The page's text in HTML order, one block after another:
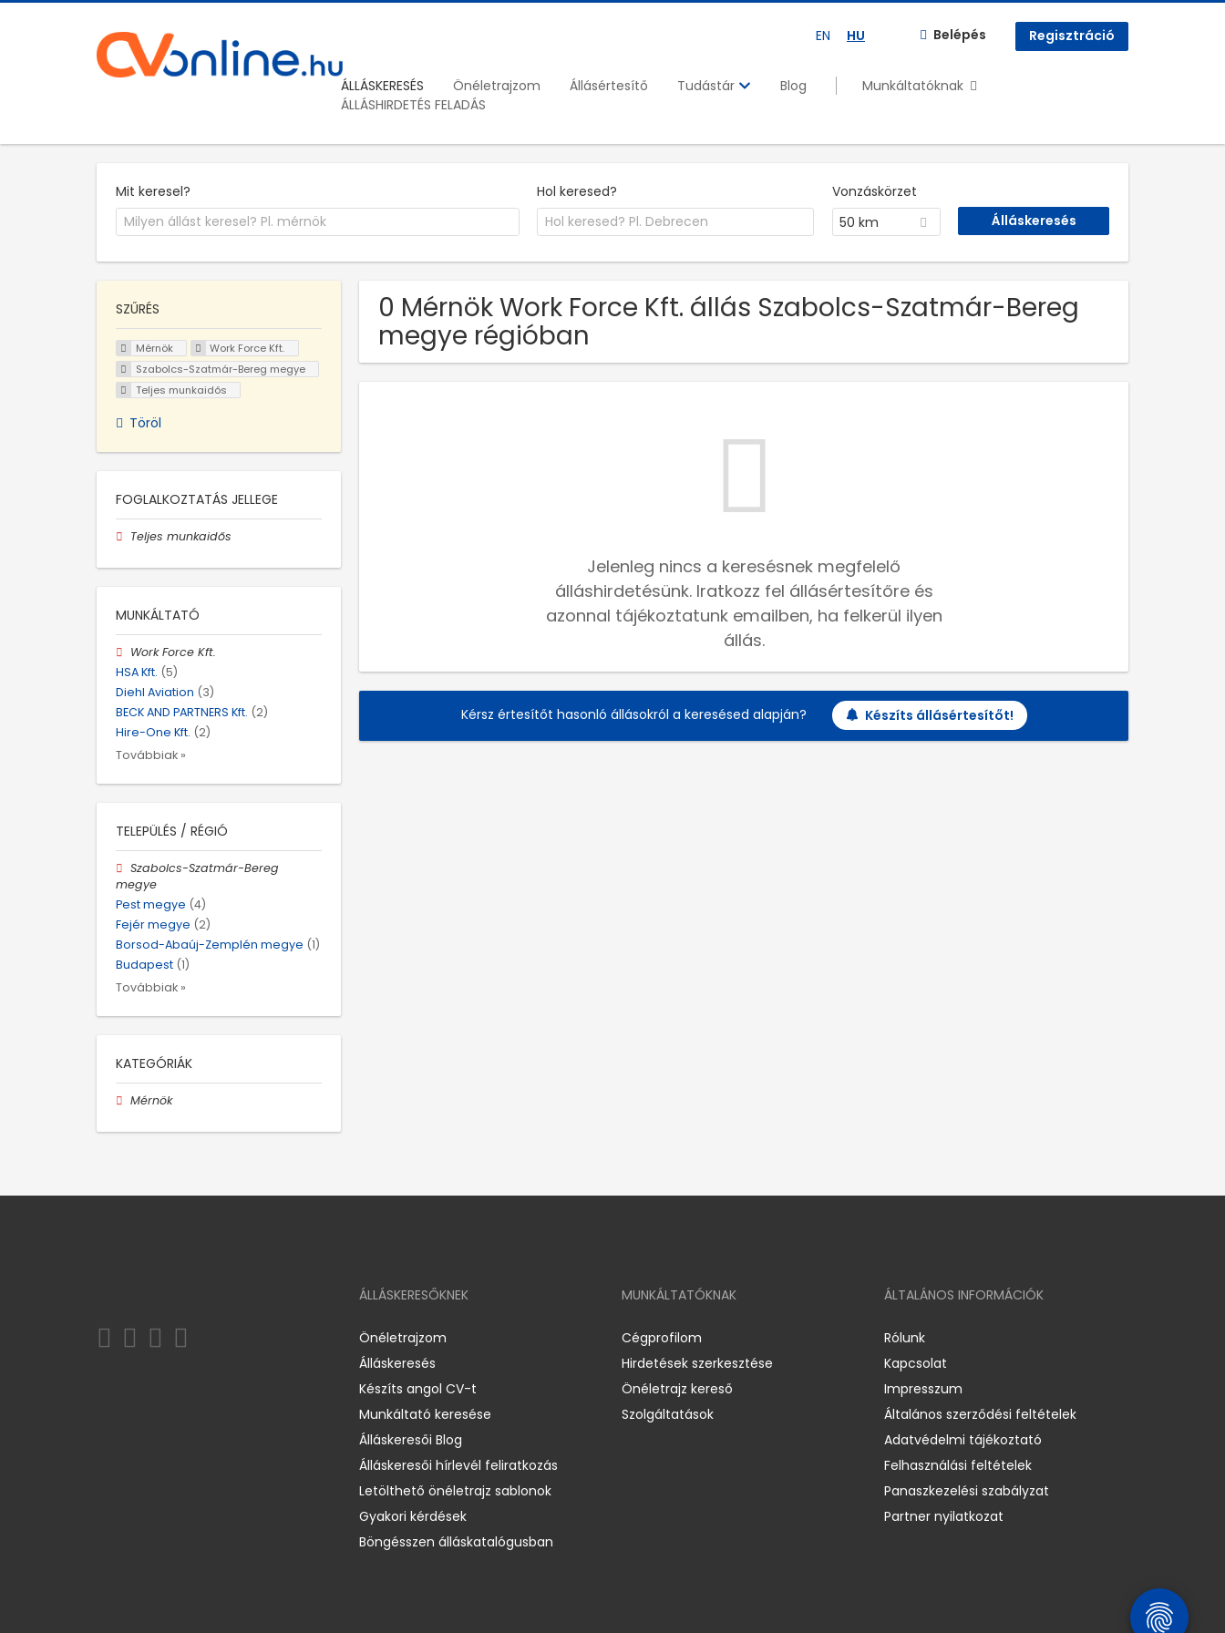
EN HU Belépés Regisztráció
ÁLLÁSKERESÉS Önéletrajzom Állásértesítő Tudástár Blog
Munkáltatóknak
ÁLLÁSHIRDETÉS FELADÁS
Mit keresel? Hol keresed?
Vonzáskörzet
50 km
0 Mérnök Work Force Kft. állás Szabolcs-Szatmár-Bereg
megye régióban
Jelenleg nincs a keresésnek megfelelő
álláshirdetésünk. Iratkozz fel állásértesítőre és
azonnal tájékoztatunk emailben, ha felkerül ilyen
állás.
Kérsz értesítőt hasonló állásokról a keresésed alapján? Készíts állásértesítőt!
SZŰRÉS
Mérnök
Work Force Kft.
Szabolcs-Szatmár-Bereg megye
Teljes munkaidős
Töröl
FOGLALKOZTATÁS JELLEGE
Teljes munkaidős
MUNKÁLTATÓ
Work Force Kft.
HSA Kft. (5)
Diehl Aviation (3)
BECK AND PARTNERS Kft. (2)
Hire-One Kft. (2)
Továbbiak »
TELEPÜLÉS / RÉGIÓ
Szabolcs-Szatmár-Bereg
megye
Pest megye (4)
Fejér megye (2)
Borsod-Abaúj-Zemplén megye (1)
Budapest (1)
Továbbiak »
KATEGÓRIÁK
Mérnök
ÁLLÁSKERESŐKNEK
Önéletrajzom
Álláskeresés
Készíts angol CV-t
Munkáltató keresése
Álláskeresői Blog
Álláskeresői hírlevél feliratkozás
Letölthető önéletrajz sablonok
Gyakori kérdések
Böngésszen álláskatalógusban
MUNKÁLTATÓKNAK
Cégprofilom
Hirdetések szerkesztése
Önéletrajz kereső
Szolgáltatások
ÁLTALÁNOS INFORMÁCIÓK
Rólunk
Kapcsolat
Impresszum
Általános szerződési feltételek
Adatvédelmi tájékoztató
Felhasználási feltételek
Panaszkezelési szabályzat
Partner nyilatkozat